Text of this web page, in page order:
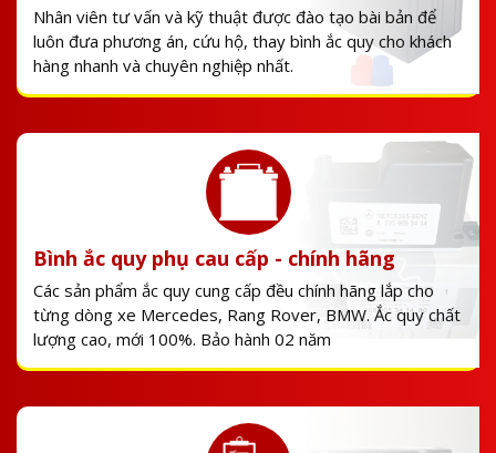
Nhân viên tư vấn và kỹ thuật được đào tạo bài bản để
luôn đưa phương án, cứu hộ, thay bình ắc quy cho khách
hàng nhanh và chuyên nghiệp nhất.
Bình ắc quy phụ cau cấp - chính hãng
Các sản phẩm ắc quy cung cấp đều chính hãng lắp cho
từng dòng xe Mercedes, Rang Rover, BMW. Ắc quy chất
lượng cao, mới 100%. Bảo hành 02 năm